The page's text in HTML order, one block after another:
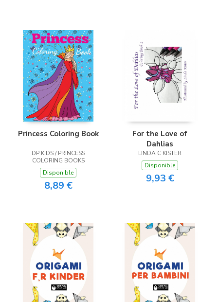
Princess Coloring Book
DP KIDS / PRINCESS
COLORING BOOKS
Disponible
8,89 €
For the Love of
Dahlias
LINDA C KISTER
Disponible
9,93 €